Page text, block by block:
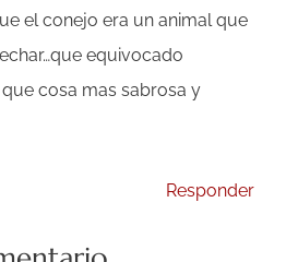
el conejo era un animal que
equivocado
cosa mas sabrosa y
Responder